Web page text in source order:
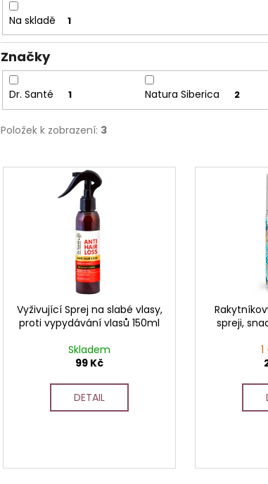
u
k
t
ů
Na skladě 1
Značky
Dr. Santé 1 Natura Siberica 2
Položek k zobrazení: 3
V
Vyživující Sprej na slabé vlasy,
proti vypydávání vlasů 150ml
Skladem
99 Kč
DETAIL
spreji,